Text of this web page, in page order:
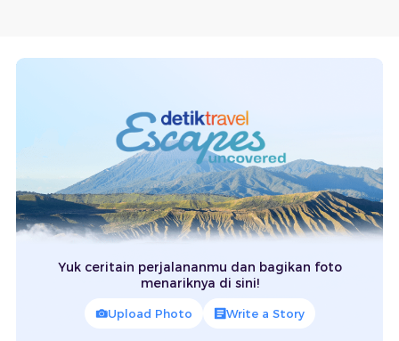
Yuk ceritain perjalananmu dan bagikan foto
menariknya di sini!
Upload Photo Write a Story